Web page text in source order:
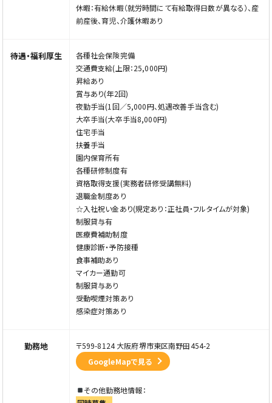
休暇：有給休暇（就労時間にて有給取得日数が異なる）、産
前産後、育児、介護休暇あり
待遇・福利厚生
各種社会保険完備
交通費支給(上限：25,000円)
昇給あり
賞与あり(年2回)
夜勤手当(1回／5,000円、処遇改善手当含む)
大卒手当(大卒手当8,000円)
住宅手当
扶養手当
園内保育所有
各種研修制度有
資格取得支援(実務者研修受講無料)
退職金制度あり
☆入社祝い金あり(規定あり：正社員・フルタイムが対象)
制服貸与有
医療費補助制度
健康診断・予防接種
食事補助あり
マイカー通勤可
制服貸与あり
受動喫煙対策あり
感染症対策あり
勤務地
〒599-8124 大阪府堺市東区南野田454-2
GoogleMapで見る
その他勤務地情報：